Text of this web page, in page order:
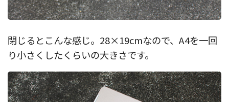
閉じるとこんな感じ。28×19cmなので、A4を一回
り小さくしたくらいの大きさです。